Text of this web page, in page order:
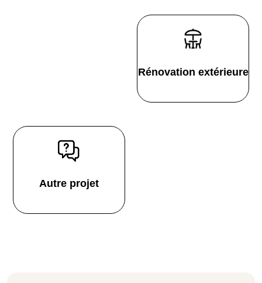
Rénovation extérieure
Autre projet